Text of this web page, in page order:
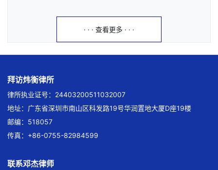
· · · 查看更多 · · ·
拜访炜衡律所
律所执业证号：24403200511032007
地址：广东省深圳市南山区科发路19号华润置地大厦D座19楼
邮编：518057
传真：+86-0755-82984599
联系邓杰律师